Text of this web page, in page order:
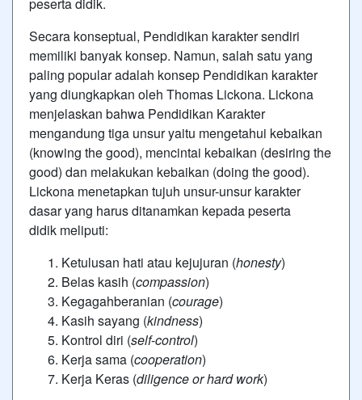
Secara konseptual, Pendidikan karakter sendiri
memiliki banyak konsep. Namun, salah satu yang
paling popular adalah konsep Pendidikan karakter
yang diungkapkan oleh Thomas Lickona. Lickona
menjelaskan bahwa Pendidikan Karakter
mengandung tiga unsur yaitu mengetahui kebaikan
(knowing the good), mencintai kebaikan (desiring the
good) dan melakukan kebaikan (doing the good).
Lickona menetapkan tujuh unsur-unsur karakter
dasar yang harus ditanamkan kepada peserta
didik meliputi:
Ketulusan hati atau kejujuran (honesty)
Belas kasih (compassion)
Kegagahberanian (courage)
Kasih sayang (kindness)
Kontrol diri (self-control)
Kerja sama (cooperation)
Kerja Keras (diligenceor hard work)